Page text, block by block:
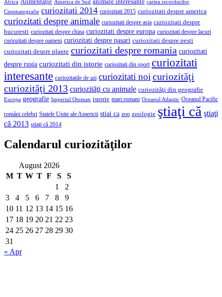
Africa America de Sud
cartea recordurilor
Cinematografie curiozitati 2014 curiozitati 2015 curiozitati despre america
curiozitati despre animale curiozitati despre asia curiozitati despre
bucuresti curiozitati despre china curiozitati despre europa curiozitati despre lacuri
curiozitati despre oameni curiozitati despre pasari curiozitati despre pesti
curiozitati despre plante curiozitati despre romania curiozitati
despre rusia curiozitati din istorie curiozitati din sport curiozitati
interesante curiozitatile de azi curiozitati noi curiozităţi
curiozităţi 2013 curiozităţi cu animale curiozităţi din geografie
Europa geografie Imperiul Otoman istorie mari romani Oceanul Atlantic Oceanul Pacific
români celebri Statele Unite ale Americii stiai ca zoo zoologie ştiaţi că ştiaţi
că 2013 ştiaţi că 2014
Calendarul curiozităţilor
August 2026
M T W T F S
S
1
2
3
4 5 6 7 8
9
10 11 12 13 14 15 16
17 18 19 20 21 22 23
24 25 26 27 28 29 30
31
« Apr